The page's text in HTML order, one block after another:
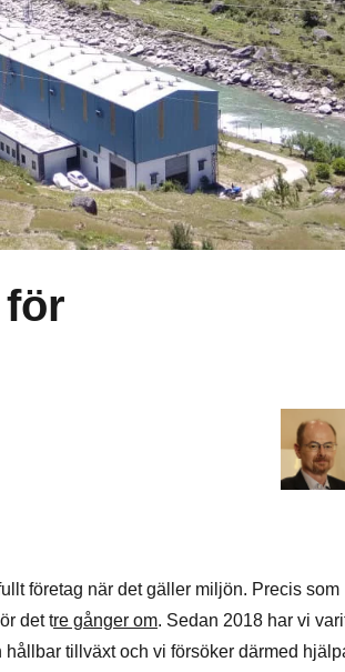
företag när det gäller miljön. Precis som
det tre gånger om. Sedan 2018 har vi
tillväxt och vi försöker därmed